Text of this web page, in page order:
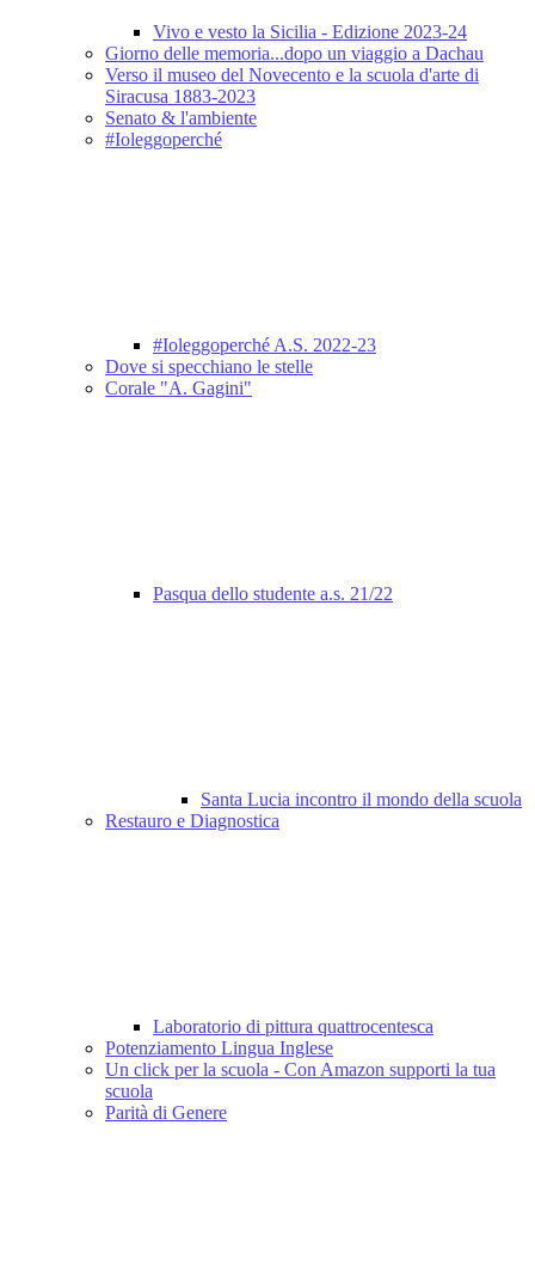
Vivo e vesto la Sicilia - Edizione 2023-24
Giorno delle memoria...dopo un viaggio a Dachau
Verso il museo del Novecento e la scuola d'arte di
Siracusa 1883-2023
Senato & l'ambiente
#Ioleggoperché
#Ioleggoperché A.S. 2022-23
Dove si specchiano le stelle
Corale "A. Gagini"
Pasqua dello studente a.s. 21/22
Santa Lucia incontro il mondo della scuola
Restauro e Diagnostica
Laboratorio di pittura quattrocentesca
Potenziamento Lingua Inglese
Un click per la scuola - Con Amazon supporti la tua
scuola
Parità di Genere